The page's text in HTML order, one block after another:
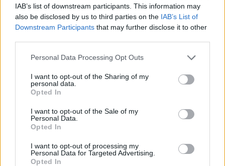
IAB’s list of downstream participants. This information may
also be disclosed by us to third parties on the IAB’s List of
Downstream Participants that may further disclose it to other
Personal Data Processing Opt Outs
I want to opt-out of the Sharing of my
personal data.
Opted In
I want to opt-out of the Sale of my
Personal Data.
Opted In
I want to opt-out of processing my
Personal Data for Targeted Advertising.
Opted In